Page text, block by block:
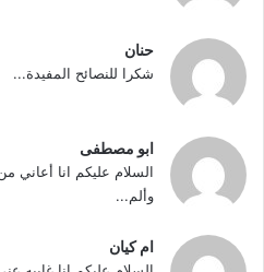
حنان
شكرا للنصائح المفيدة...
ابو مصطفى
السلام عليكم انا أعاني
وألم...
ام كيان